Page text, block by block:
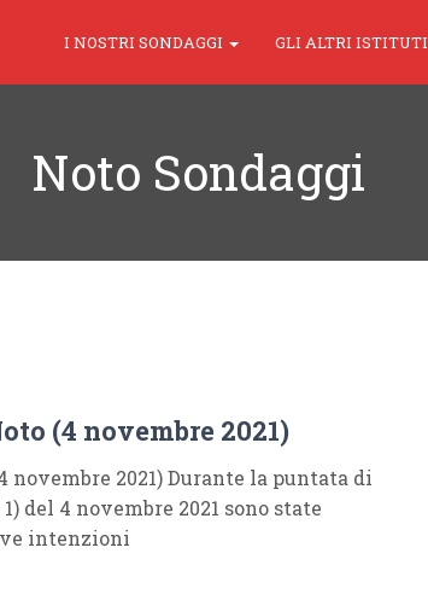
I NOSTRI SONDAGGI GLI ALTRI ISTITUTI
Noto Sondaggi
(4 novembre 2021)
novembre 2021) Durante la puntata di
del 4 novembre 2021 sono state
intenzioni